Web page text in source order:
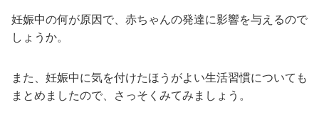
妊娠中の何が原因で、赤ちゃんの発達に影響を与えるので
しょうか。
また、妊娠中に気を付けたほうがよい生活習慣についても
まとめましたので、さっそくみてみましょう。